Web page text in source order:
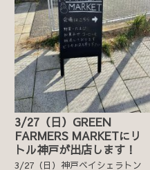
3/27（日）GREEN
FARMERS MARKETにリ
トル神戸が出店します！
3/27（日）神戸ベイシェラトン